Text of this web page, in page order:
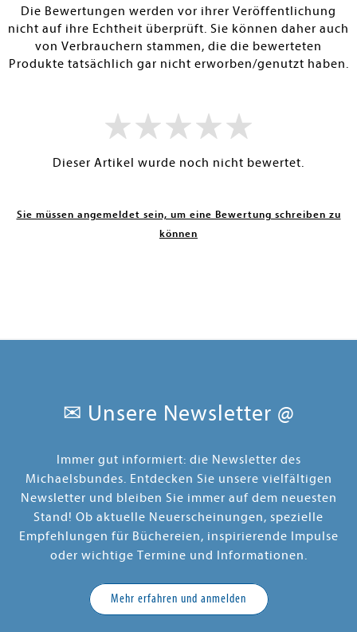
Die Bewertungen werden vor ihrer Veröffentlichung
nicht auf ihre Echtheit überprüft. Sie können daher auch
von Verbrauchern stammen, die die bewerteten
Produkte tatsächlich gar nicht erworben/genutzt haben.
Dieser Artikel wurde noch nicht bewertet.
Sie müssen angemeldet sein, um eine Bewertung schreiben zu
können
✉ Unsere Newsletter @
Immer gut informiert: die Newsletter des
Michaelsbundes. Entdecken Sie unsere vielfältigen
Newsletter und bleiben Sie immer auf dem neuesten
Stand! Ob aktuelle Neuerscheinungen, spezielle
Empfehlungen für Büchereien, inspirierende Impulse
oder wichtige Termine und Informationen.
Mehr erfahren und anmelden